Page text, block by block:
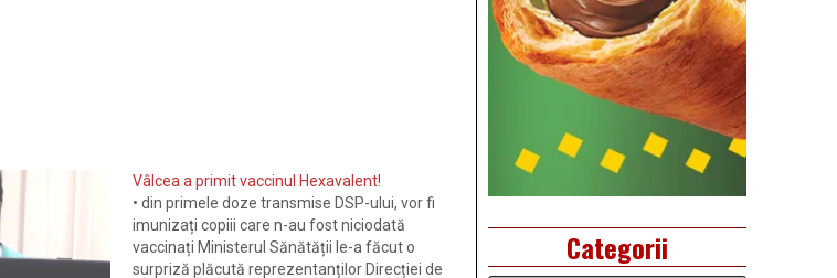
Vâlcea a primit vaccinul Hexavalent!
• din primele doze transmise DSP-ului, vor fi
imunizați copiii care n-au fost niciodată
vaccinați Ministerul Sănătății le-a făcut o
surpriză plăcută reprezentanților Direcției de
Categorii